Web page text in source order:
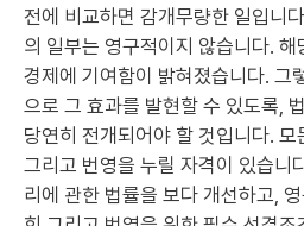
전에 비교하면 감개무량한 일입니
의 일부는 영구적이지 않습니다.
경제에 기여함이 밝혀졌습니다. 그
으로 그 효과를 발현할 수 있도록,
당연히 전개되어야 할 것입니다. 모
그리고 번영을 누릴 자격이 있습니
리에 관한 법률을 보다 개선하고,